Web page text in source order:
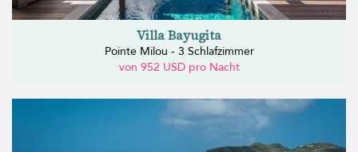
Villa Bayugita
Pointe Milou - 3 Schlafzimmer
von 952 USD pro Nacht